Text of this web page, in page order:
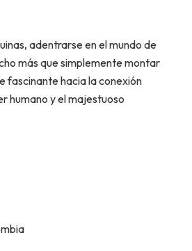
adentrarse en el mundo de
más que simplemente montar
fascinante hacia la conexión
humano y el majestuoso